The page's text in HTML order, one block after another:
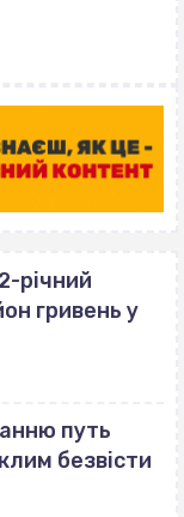
річний
гривень у
путь
безвісти